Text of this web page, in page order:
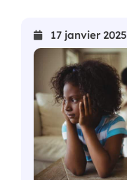
17 janvier 2025